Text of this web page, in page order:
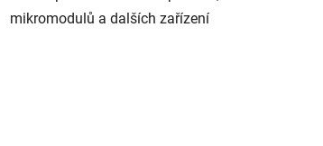
mikromodulů a dalších zařízení